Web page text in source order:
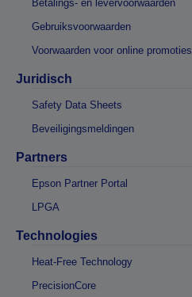
Betalings- en levervoorwaarden
Gebruiksvoorwaarden
Voorwaarden voor online promoties
Juridisch
Safety Data Sheets
Beveiligingsmeldingen
Partners
Epson Partner Portal
LPGA
Technologies
Heat-Free Technology
PrecisionCore